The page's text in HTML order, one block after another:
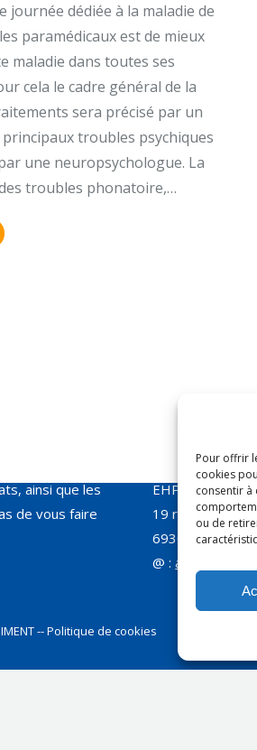
Pour offrir
cookies
consentir à
ou de
journée dédiée à la maladie de
paramédicaux est de mieux
maladie dans toutes ses
cela le cadre général de la
sera précisé par un
troubles psychiques
une neuropsychologue. La
troubles phonatoire,…
ainsi que les
de vous faire
Anne-Claire
EHPAD Le
19 rue
69300 CALUIRE
@ :
-- Politique de cookies